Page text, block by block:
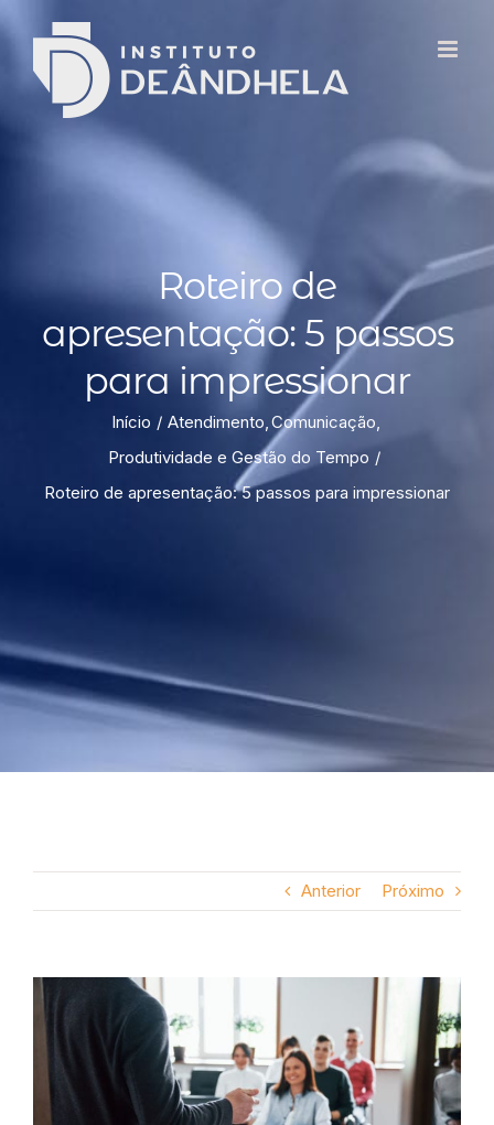
Roteiro de
apresentação: 5 passos
para impressionar
Início Atendimento Comunicação
Produtividade e Gestão do Tempo
Roteiro de apresentação: 5 passos para impressionar
Anterior Próximo